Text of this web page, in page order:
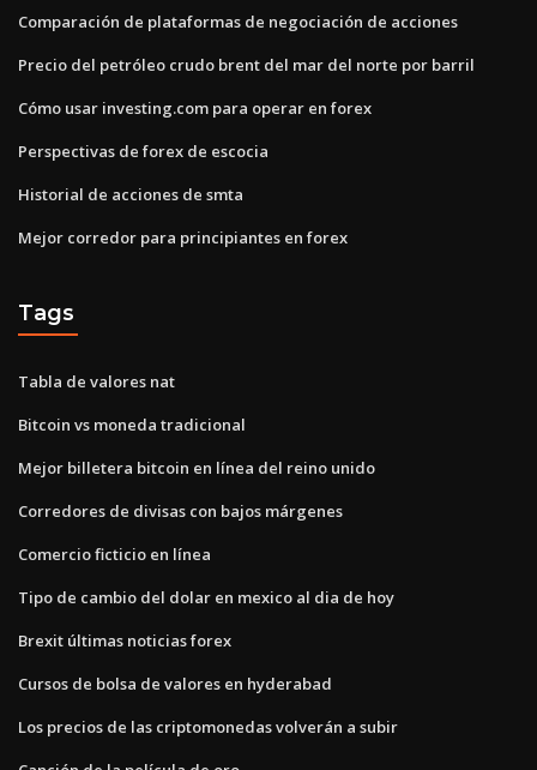
Comparación de plataformas de negociación de acciones
Precio del petróleo crudo brent del mar del norte por barril
Cómo usar investing.com para operar en forex
Perspectivas de forex de escocia
Historial de acciones de smta
Mejor corredor para principiantes en forex
Tags
Tabla de valores nat
Bitcoin vs moneda tradicional
Mejor billetera bitcoin en línea del reino unido
Corredores de divisas con bajos márgenes
Comercio ficticio en línea
Tipo de cambio del dolar en mexico al dia de hoy
Brexit últimas noticias forex
Cursos de bolsa de valores en hyderabad
Los precios de las criptomonedas volverán a subir